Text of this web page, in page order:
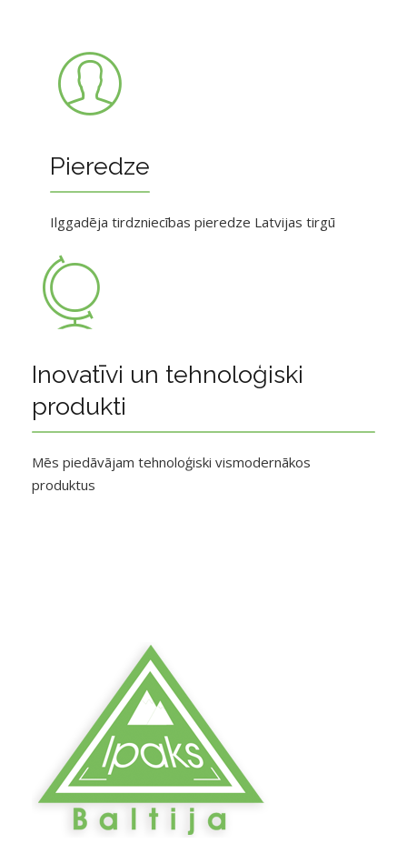
Pieredze
Ilggadēja tirdzniecības pieredze Latvijas tirgū
Inovatīvi un tehnoloģiski
produkti
Mēs piedāvājam tehnoloģiski vismodernākos
produktus